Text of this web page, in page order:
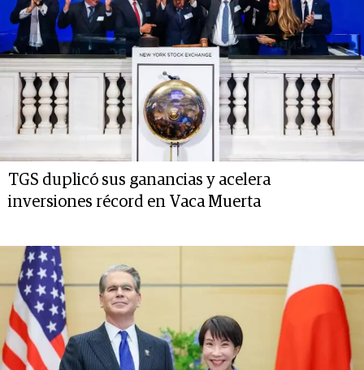
TGS duplicó sus ganancias y acelera
inversiones récord en Vaca Muerta